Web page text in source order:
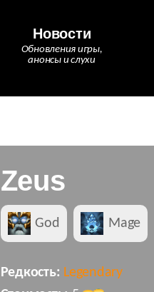
Новости
Обновления игры,
анонсы и слухи
Zeus
God Mage
Редкость: Legendary